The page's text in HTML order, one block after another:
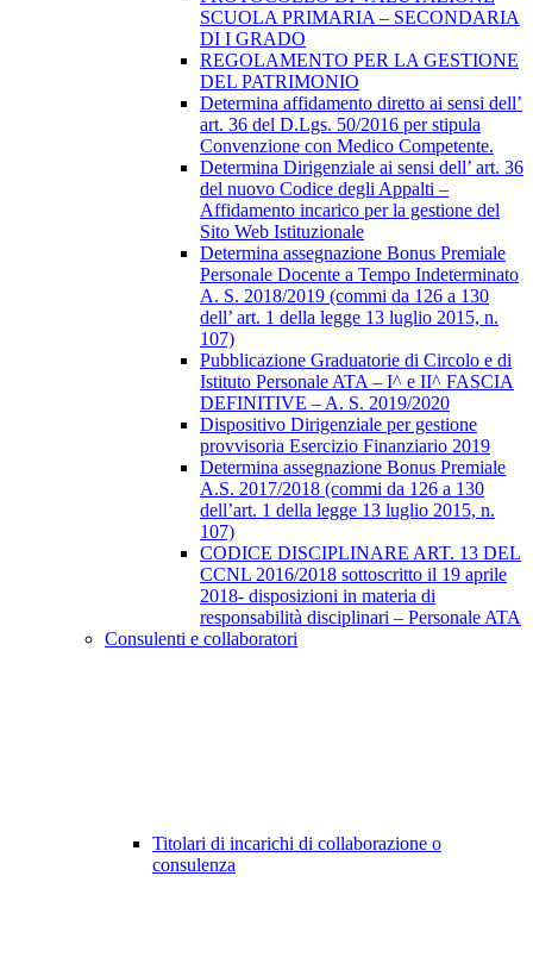
SCUOLA PRIMARIA – SECONDARIA
DI I GRADO
REGOLAMENTO PER LA GESTIONE
DEL PATRIMONIO
Determina affidamento diretto ai sensi dell’
art. 36 del D.Lgs. 50/2016 per stipula
Convenzione con Medico Competente.
Determina Dirigenziale ai sensi dell’ art. 36
del nuovo Codice degli Appalti –
Affidamento incarico per la gestione del
Sito Web Istituzionale
Determina assegnazione Bonus Premiale
Personale Docente a Tempo Indeterminato
A. S. 2018/2019 (commi da 126 a 130
dell’ art. 1 della legge 13 luglio 2015, n.
107)
Pubblicazione Graduatorie di Circolo e di
Istituto Personale ATA – I^ e II^ FASCIA
DEFINITIVE – A. S. 2019/2020
Dispositivo Dirigenziale per gestione
provvisoria Esercizio Finanziario 2019
Determina assegnazione Bonus Premiale
A.S. 2017/2018 (commi da 126 a 130
dell’art. 1 della legge 13 luglio 2015, n.
107)
CODICE DISCIPLINARE ART. 13 DEL
CCNL 2016/2018 sottoscritto il 19 aprile
2018- disposizioni in materia di
responsabilità disciplinari – Personale ATA
Consulenti e collaboratori
Titolari di incarichi di collaborazione o
consulenza